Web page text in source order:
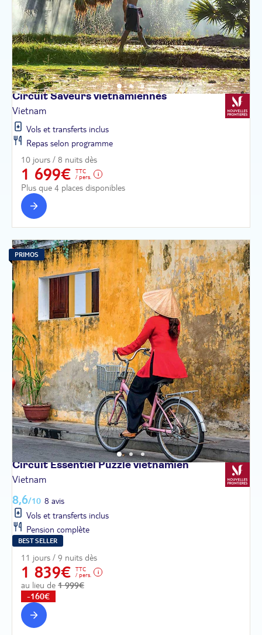
Circuit Saveursvietnamiennes
Vietnam
Vols et transferts inclus
Repas selon programme
10 jours / 8 nuits dès
1 699€
TTC
/ pers.
Plus que 4 places disponibles
PRIMOS
Circuit Essentiel Puzzlevietnamien
Vietnam
8,6/10 8 avis
Vols et transferts inclus
Pension complète
BEST SELLER
11 jours / 9 nuits dès
1 839€
TTC
/ pers.
au lieu de 1 999€
-160€